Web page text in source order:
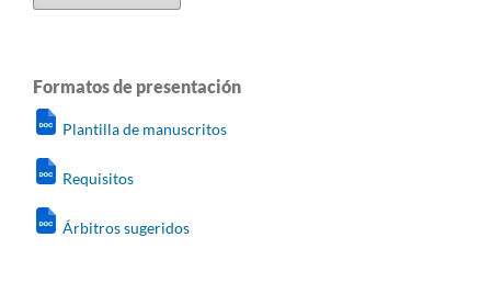
Formatos de presentación
Plantilla de manuscritos
Requisitos
Árbitros sugeridos